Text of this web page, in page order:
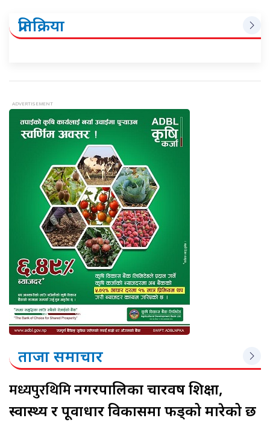
प्रतिक्रिया
ताजा समाचार
मध्यपुरथिमिनगरपालिका चारवर्ष शिक्षा,
स्वास्थ्य र पूर्वाधार विकासमा फड्को मारेको छ